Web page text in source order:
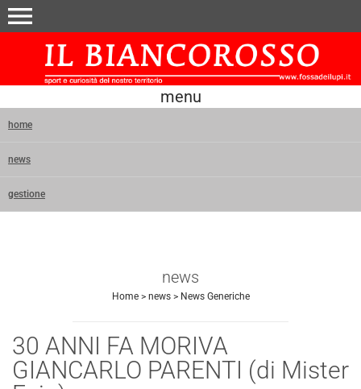
menu
menu
home
news
gestione
news
Home> news> News Generiche
30 ANNI FA MORIVA
GIANCARLO PARENTI (di Mister